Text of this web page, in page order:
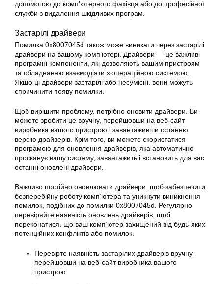
допомогою до комп’ютерного фахівця або до професійної
служби з видалення шкідливих програм.
Застарілі драйвери
Помилка 0x8007045d також може виникати через застарілі
драйвери на вашому комп’ютері. Драйвери — це важливі
програмні компоненти, які дозволяють вашим пристроям
та обладнанню взаємодіяти з операційною системою.
Якщо ці драйвери застарілі або несумісні, вони можуть
спричинити появу помилки.
Щоб вирішити проблему, потрібно оновити драйвери. Ви
можете зробити це вручну, перейшовши на веб-сайт
виробника вашого пристрою і завантаживши останню
версію драйверів. Крім того, ви можете скористатися
програмою для оновлення драйверів, яка автоматично
просканує вашу систему, завантажить і встановить для вас
останні оновлені драйвери.
Важливо постійно оновлювати драйвери, щоб забезпечити
безперебійну роботу комп’ютера та уникнути виникнення
помилок, подібних до помилки 0x8007045d. Регулярно
перевіряйте наявність оновлень драйверів, щоб
переконатися, що ваш комп’ютер захищений від будь-яких
потенційних конфліктів або помилок.
Перевірте наявність застарілих драйверів вручну,
перейшовши на веб-сайт виробника вашого
пристрою